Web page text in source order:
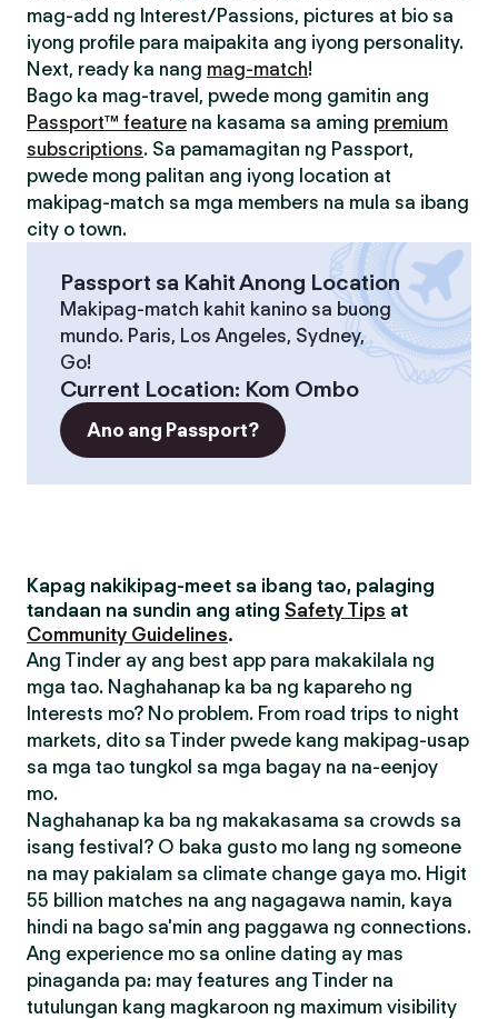
mag-add ng Interest/Passions, pictures at bio sa
iyong profile para maipakita ang iyong personality.
Next, ready ka nang mag-match!
Bago ka mag-travel, pwede mong gamitin ang
Passport™ feature na kasama sa aming premium
subscriptions. Sa pamamagitan ng Passport,
pwede mong palitan ang iyong location at
makipag-match sa mga members na mula sa ibang
city o town.
Passport sa Kahit Anong Location
Makipag-match kahit kanino sa buong
mundo. Paris, Los Angeles, Sydney,
Go!
Current Location: Kom Ombo
Ano ang Passport?
Kapag nakikipag-meet sa ibang tao, palaging
tandaan na sundin ang ating Safety Tips at
Community Guidelines.
Ang Tinder ay ang best app para makakilala ng
mga tao. Naghahanap ka ba ng kapareho ng
Interests mo? No problem. From road trips to night
markets, dito sa Tinder pwede kang makipag-usap
sa mga tao tungkol sa mga bagay na na-eenjoy
mo.
Naghahanap ka ba ng makakasama sa crowds sa
isang festival? O baka gusto mo lang ng someone
na may pakialam sa climate change gaya mo. Higit
55 billion matches na ang nagagawa namin, kaya
hindi na bago sa'min ang paggawa ng connections.
Ang experience mo sa online dating ay mas
pinaganda pa: may features ang Tinder na
tutulungan kang magkaroon ng maximum visibility